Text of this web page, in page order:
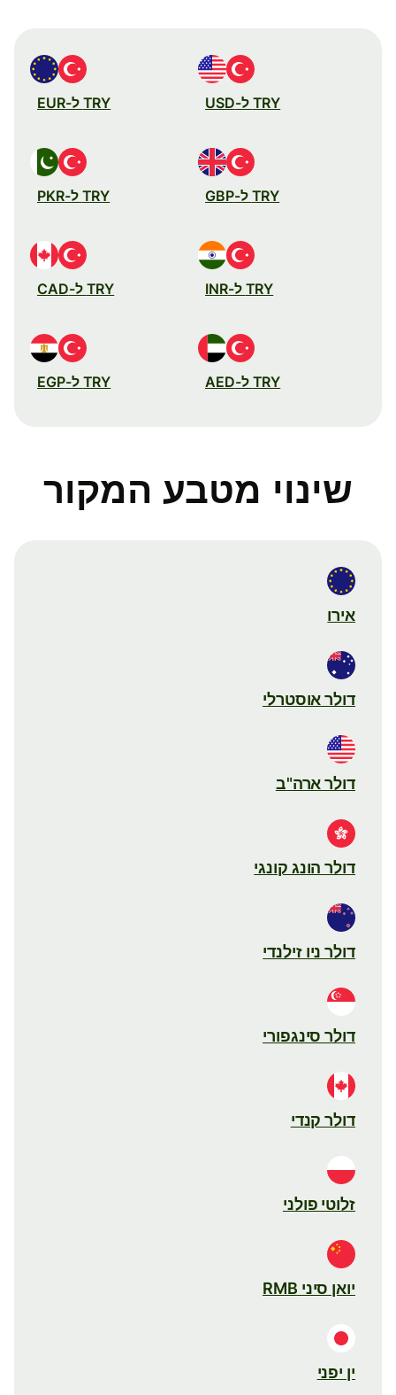
TRY ל-USD TRY ל-EUR
TRY ל-GBP TRY ל-PKR
TRY ל-INR TRY ל-CAD
TRY ל-AED TRY ל-EGP
שינוי מטבע המקור
אירו
דולר אוסטרלי
דולר ארה"ב
דולר הונג קונגי
דולר ניו זילנדי
דולר סינגפורי
דולר קנדי
זלוטי פולני
יואן סיני RMB
ין יפני